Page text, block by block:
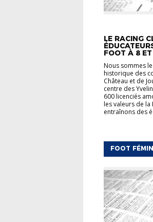
LE RACING
FOOT À 8
Nous sommes
historique des
Château et de
centre des
600 licenciés
les valeurs de la
entraînons des
FOOT